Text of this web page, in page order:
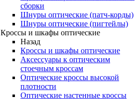
сборки
Шнуры оптические (патч-корды)
Шнуры оптические (пигтейлы)
Кроссы и шкафы оптические
Назад
Кроссы и шкафы оптические
Аксессуары к оптическим
стоечным кроссам
Оптические кроссы высокой
плотности
Оптические настенные кроссы